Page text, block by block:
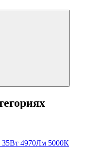
35Вт 4970Лм 5000К